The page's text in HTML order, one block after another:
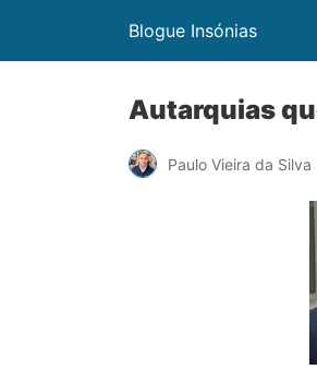
Blogue Insónias
Autarquias
Paulo Vieira da Silva